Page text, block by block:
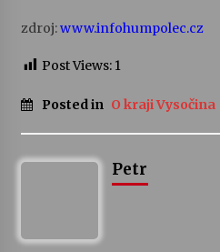
17. 7. 2026
zdroj:www.infohumpolec.cz
Post Views: 1
Posted in O kraji Vysočina
Petr